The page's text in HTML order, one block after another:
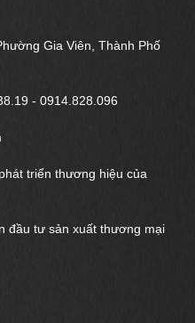
Gia Viên, Thành Phố
- 0914.828.096
triển thương hiệu của
đầu tư sản xuất thương mại